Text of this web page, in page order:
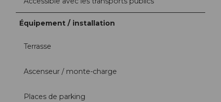
Équipement / installation
Terrasse
Ascenseur / monte-charge
Places de parking